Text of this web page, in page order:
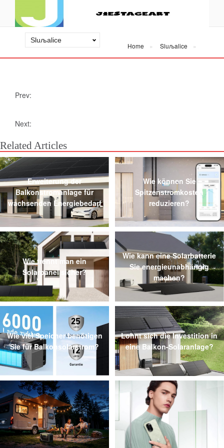
Home Sluљalice
Prev:
Next:
Related Articles
Erweiterung der
Balkonstromanlage für
wachsenden Energiebedarf
Wie können Sie
Spitzenstromkosten
reduzieren?
Wie trennt man ein
Solarpanel sicher?
Wie kann eine Solarbatterie
Sie energieunabhängig
machen?
Wie viel Speicher benötigen
Sie für Balkonsolarstrom?
Lohnt sich die Investition in
eine Balkon-Solaranlage?